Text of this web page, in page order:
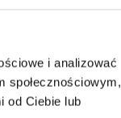
i analizować
społecznościowym,
od Ciebie lub